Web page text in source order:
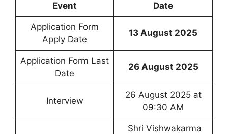
Event Date
Application Form
Apply Date
13 August 2025
Application Form Last
Date
26 August 2025
Interview
26 August 2025 at
09:30 AM
Shri Vishwakarma